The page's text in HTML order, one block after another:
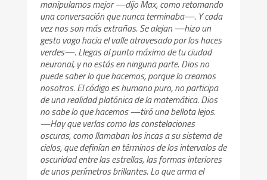
manipulamos mejor —dijo Max, como retomando
una conversación que nunca terminaba—. Y cada
vez nos son más extrañas. Se alejan —hizo un
gesto vago hacia el valle atravesado por los haces
verdes—. Llegas al punto máximo de tu ciudad
neuronal, y no estás en ninguna parte. Dios no
puede saber lo que hacemos, porque lo creamos
nosotros. El código es humano puro, no participa
de una realidad platónica de la matemática. Dios
no sabe lo que hacemos —tiró una bellota lejos.
—Hay que verlas como las constelaciones
oscuras, como llamaban los incas a su sistema de
cielos, que definían en términos de los intervalos de
oscuridad entre las estrellas, las formas interiores
de unos perímetros brillantes. Lo que arma el